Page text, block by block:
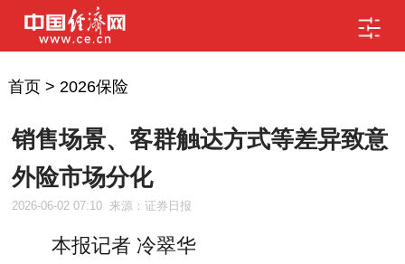
首页> 2026保险
销售场景、客群触达方式等差异致意
外险市场分化
2026-06-02 07:10 来源：证券日报
本报记者 冷翠华